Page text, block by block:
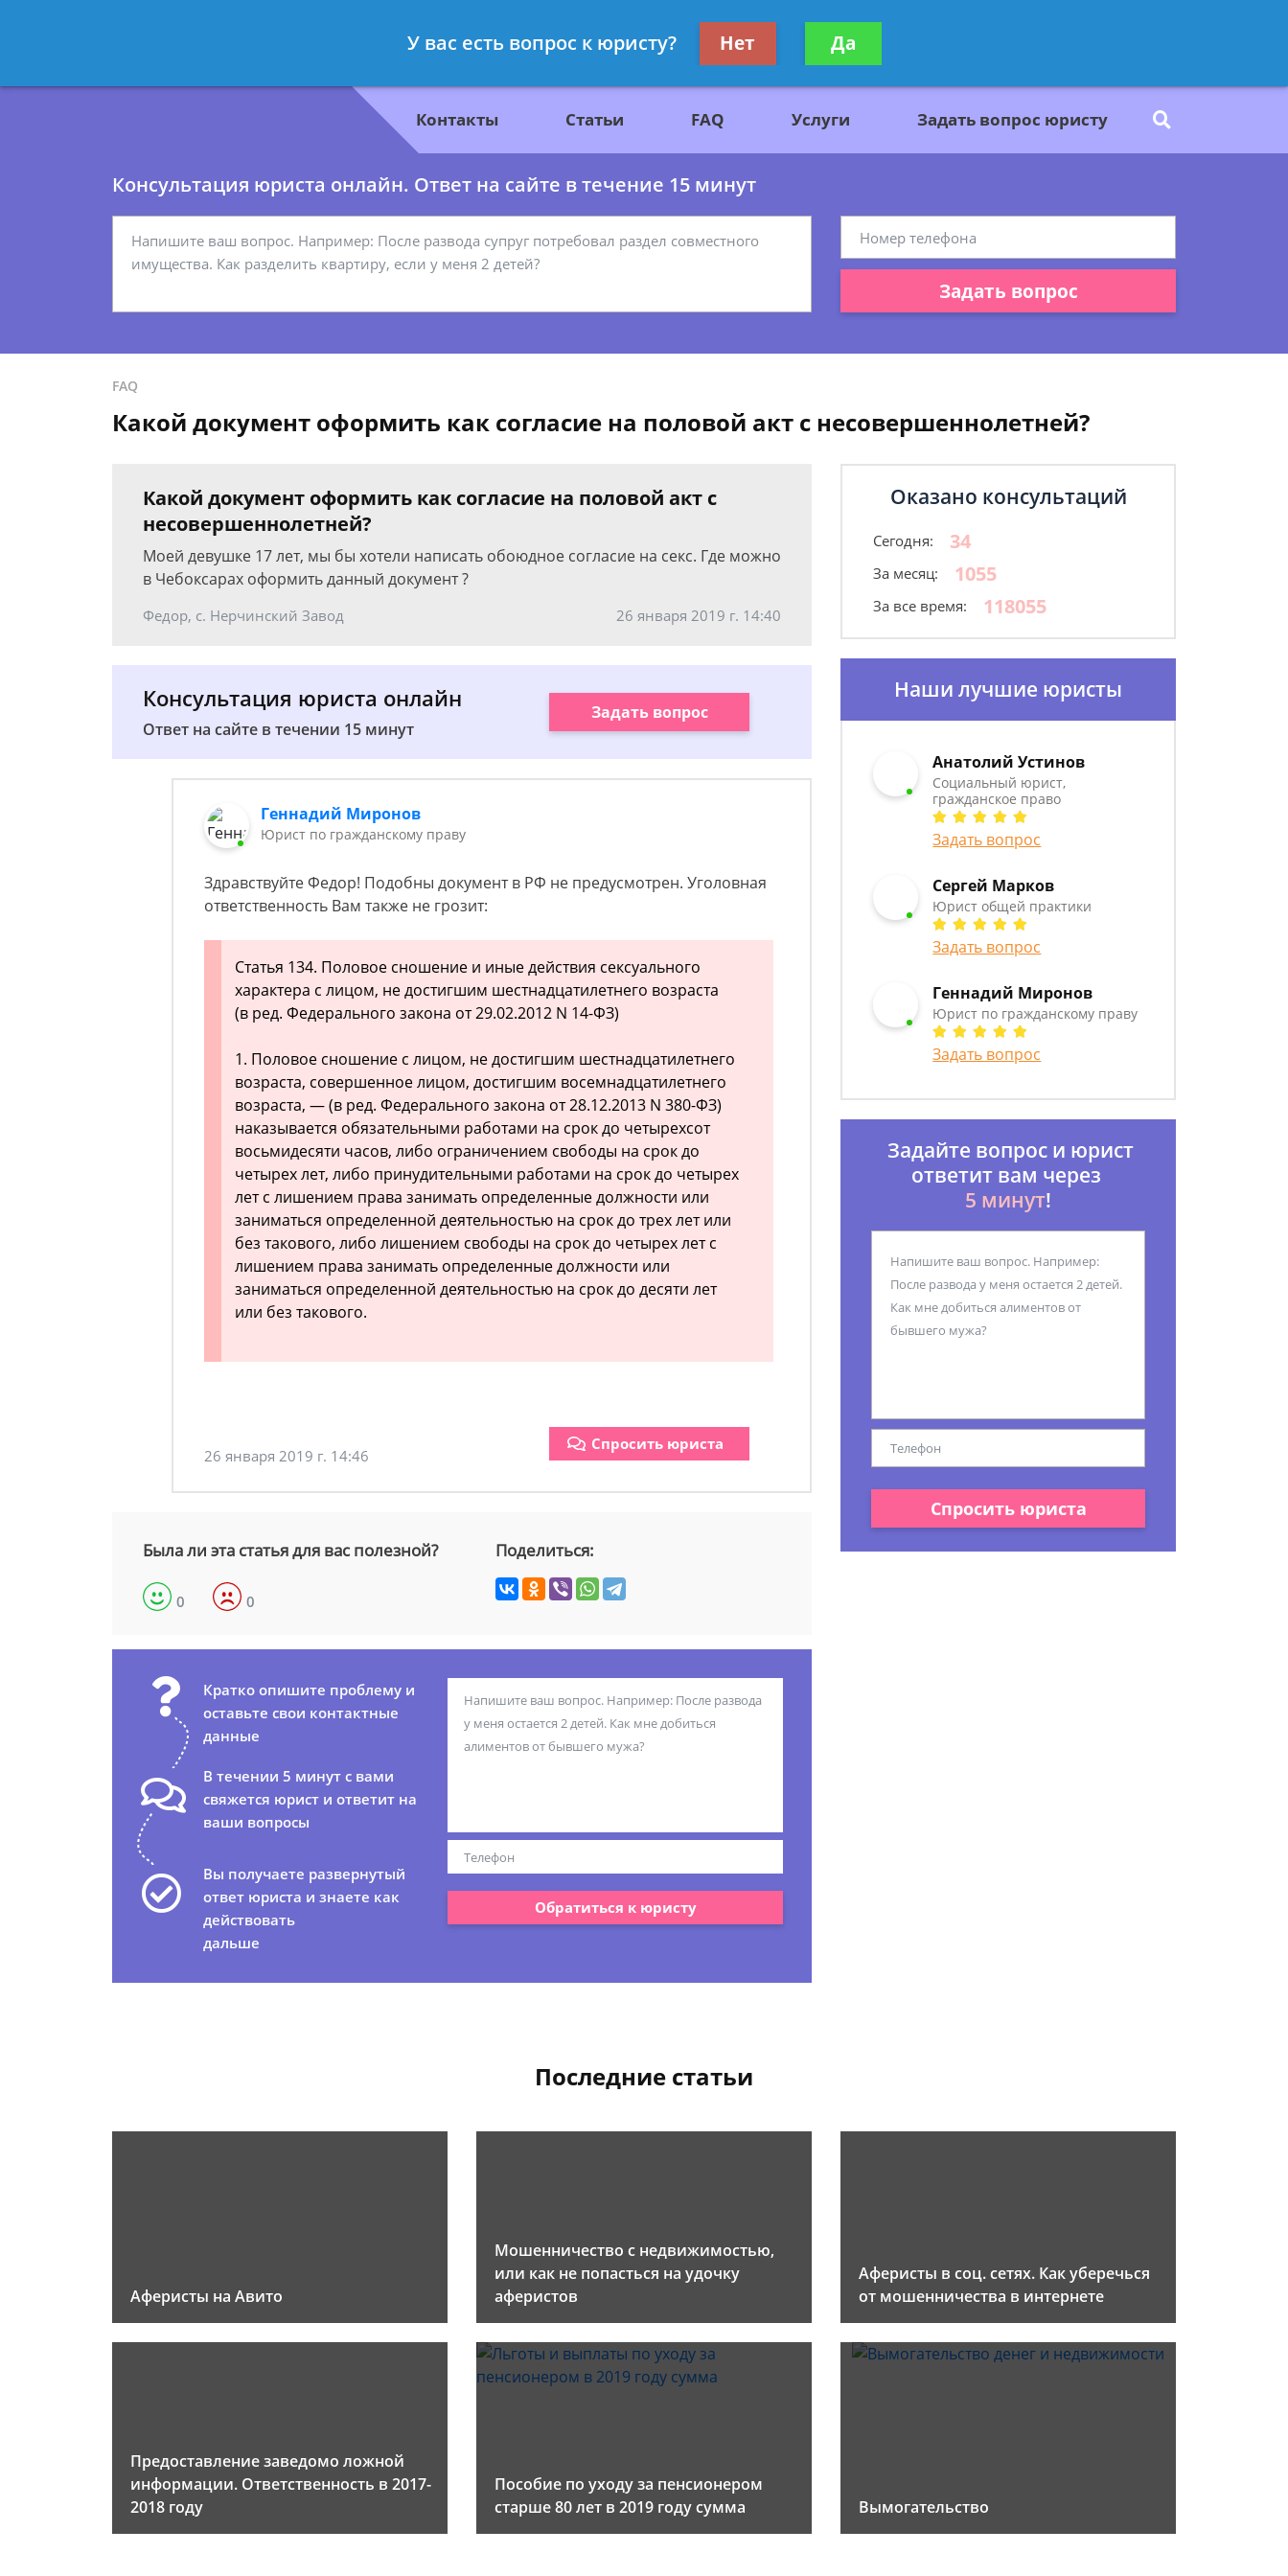
- Юрист по гражданскому праву
Получите консультацию
бесплатно
Контакты Статьи FAQ Услуги Задать вопрос юристу
Консультация юриста онлайн. Ответ на сайте в течение 15 минут
Задать вопрос
FAQ
Какой документ оформить как согласие на половой акт с несовершеннолетней?
Какой документ оформить как согласие на половой акт с
несовершеннолетней?
Моей девушке 17 лет, мы бы хотели написать обоюдное согласие на секс. Где можно
в Чебоксарах оформить данный документ ?
Федор, с. Нерчинский Завод 26 января 2019 г. 14:40
Консультация юриста онлайн
Ответ на сайте в течении 15 минут
Задать вопрос
Геннадий Миронов
Юрист по гражданскому праву
Здравствуйте Федор! Подобны документ в РФ не предусмотрен. Уголовная
ответственность Вам также не грозит:
Статья 134. Половое сношение и иные действия сексуального
характера с лицом, не достигшим шестнадцатилетнего возраста
(в ред. Федерального закона от 29.02.2012 N 14-ФЗ)
1. Половое сношение с лицом, не достигшим шестнадцатилетнего
возраста, совершенное лицом, достигшим восемнадцатилетнего
возраста, — (в ред. Федерального закона от 28.12.2013 N 380-ФЗ)
наказывается обязательными работами на срок до четырехсот
восьмидесяти часов, либо ограничением свободы на срок до
четырех лет, либо принудительными работами на срок до четырех
лет с лишением права занимать определенные должности или
заниматься определенной деятельностью на срок до трех лет или
без такового, либо лишением свободы на срок до четырех лет с
лишением права занимать определенные должности или
заниматься определенной деятельностью на срок до десяти лет
или без такового.
26 января 2019 г. 14:46
Спросить юриста
Была ли эта статья для вас полезной?
0 0
Поделиться:
Кратко опишите проблему и
оставьте свои контактные
данные
В течении 5 минут с вами
свяжется юрист и ответит на
ваши вопросы
Вы получаете развернутый
ответ юриста и знаете как
действовать
дальше
Обратиться к юристу
Оказано консультаций
Сегодня: 34
За месяц: 1055
За все время: 118055
Наши лучшие юристы
Анатолий Устинов
Социальный юрист,
гражданское право
Задать вопрос
Сергей Марков
Юрист общей практики
Задать вопрос
Геннадий Миронов
Юрист по гражданскому праву
Задать вопрос
Задайте вопрос и юрист
ответит вам через
5 минут!
Спросить юриста
Последние статьи
Аферисты на Авито
Мошенничество с недвижимостью,
или как не попасться на удочку
аферистов
Аферисты в соц. сетях. Как уберечься
от мошенничества в интернете
Предоставление заведомо ложной
информации. Ответственность в 2017-
2018 году
Пособие по уходу за пенсионером
старше 80 лет в 2019 году сумма
Вымогательство
У вас есть вопрос к юристу? Нет Да